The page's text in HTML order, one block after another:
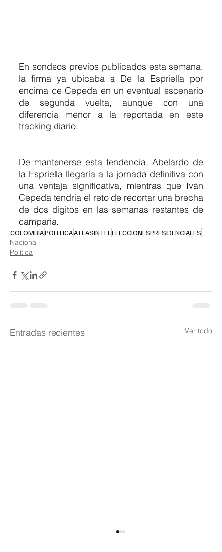
En sondeos previos publicados esta semana,
la firma ya ubicaba a De la Espriella por
encima de Cepeda en un eventual escenario
de segunda vuelta, aunque con una
diferencia menor a la reportada en este
tracking diario.
De mantenerse esta tendencia, Abelardo de
la Espriella llegaría a la jornada definitiva con
una ventaja significativa, mientras que Iván
Cepeda tendría el reto de recortar una brecha
de dos dígitos en las semanas restantes de
campaña.
COLOMBIAPOLITICAATLASINTELELECCIONESPRESIDENCIALES
Nacional
Política
Entradas recientes Ver todo